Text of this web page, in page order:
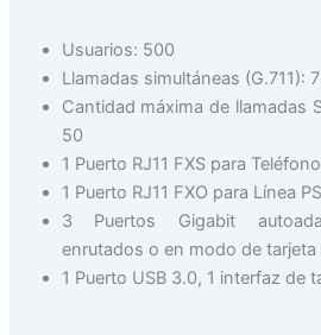
Usuarios: 500
Llamadas simultáneas (G.711):
Cantidad máxima de llamadas
50
1 Puerto RJ11 FXS para
1 Puerto RJ11 FXO para Línea
3 Puertos Gigabit
enrutados o en modo de tarjeta
1 Puerto USB 3.0, 1 interfaz de